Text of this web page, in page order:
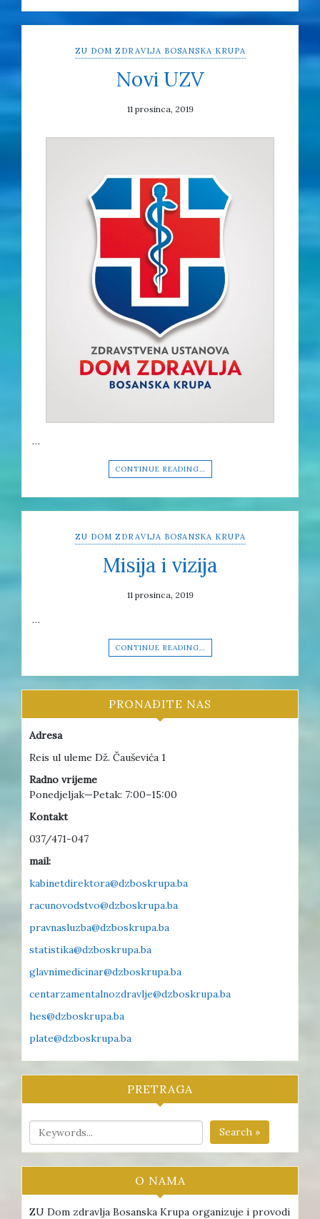
ZU DOM ZDRAVLJA BOSANSKA KRUPA
Novi UZV
11 prosinca, 2019
…
CONTINUE READING…
ZU DOM ZDRAVLJA BOSANSKA KRUPA
Misija i vizija
11 prosinca, 2019
…
CONTINUE READING…
PRONAĐITE NAS
Adresa
Reis ul uleme Dž. Čauševića 1
Radno vrijeme
Ponedjeljak—Petak: 7:00–15:00
Kontakt
037/471-047
mail:
kabinetdirektora@dzboskrupa.ba
racunovodstvo@dzboskrupa.ba
pravnasluzba@dzboskrupa.ba
statistika@dzboskrupa.ba
glavnimedicinar@dzboskrupa.ba
centarzamentalnozdravlje@dzboskrupa.ba
hes@dzboskrupa.ba
plate@dzboskrupa.ba
PRETRAGA
Search »
O NAMA
ZU Dom zdravlja Bosanska Krupa organizuje i provodi